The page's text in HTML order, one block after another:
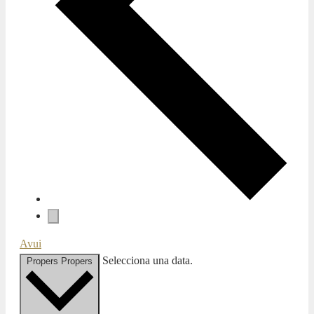
Avui
Propers Propers Selecciona una data.